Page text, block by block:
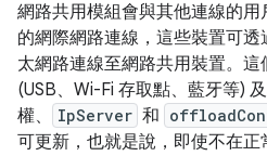
網路共用模組會與其他連線的
的網際網路連線，這些裝置可透
太網路連線至網路共用裝置。
(USB、Wi-Fi 存取點、藍牙等)
權、
IpServer 和
可更新，也就是說，即使不在正